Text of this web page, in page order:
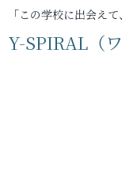
「この学校に出会え
Y-SPIRAL（